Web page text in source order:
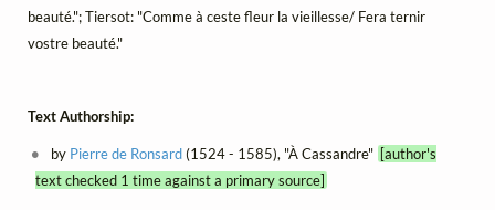
beauté."; Tiersot: "Comme à ceste fleur la vieillesse/ Fera ternir
vostre beauté."
Text Authorship:
by Pierre de Ronsard(1524 - 1585), "À Cassandre" [author's
text checked 1 time against a primary source]